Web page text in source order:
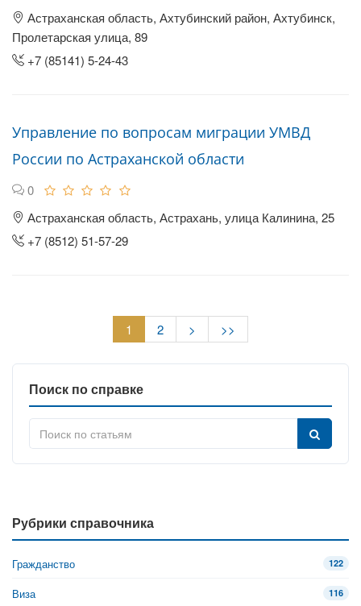
Астраханская область, Ахтубинский район, Ахтубинск,
Пролетарская улица, 89
+7 (85141) 5-24-43
Управление по вопросам миграции УМВД
России по Астраханской области
0
Астраханская область, Астрахань, улица Калинина, 25
+7 (8512) 51-57-29
1 2 > >>
Поиск по справке
Рубрики справочника
Гражданство 122
Виза 116